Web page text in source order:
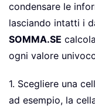
condensare le
lasciando intatti i
SOMMA.SE
ogni valore
1. Scegliere una
ad esempio, la